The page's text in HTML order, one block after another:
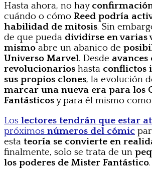
Hasta ahora, no hay
cuándo o cómo Reed podría
habilidad de mitosis. Sin
de que pueda dividirse en varias
mismo abre un abanico de
Universo Marvel. Desde
revolucionarios hasta conflictos
sus propios clones, la evolución
marcar una nueva era para los
Fantásticosy para él mismo
Los lectores tendrán que estar
próximos números del cómic
esta teoría se convierte en
finalmente, solo se trata de un
los poderes de Mister Fantástico.